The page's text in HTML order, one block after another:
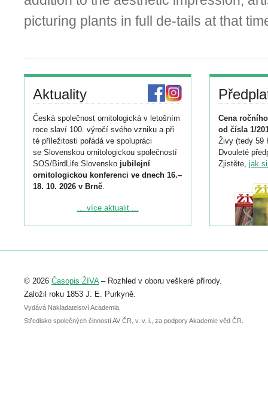
picturing plants in full de-tails at that
Aktuality
Česká společnost ornitologická v letošním
roce slaví 100. výročí svého vzniku a při
té příležitosti pořádá ve spolupráci
se Slovenskou ornitologickou společností
SOS/BirdLife Slovensko jubilejní
ornitologickou konferenci ve dnech 16.–
18. 10. 2026 v Brně.
Podrobnější informace ke konferenci
Registrovat se můžete do 6. září.
abstraktu přihlášené přednášky nebo
posteru je už 30. června.
... více aktualit ...
Cena
od čísla 1/
Živy (tedy 59
Dvouleté
Zjistěte, jak
© 2026 Časopis ŽIVA– Rozhled v oboru veškeré přírody.
Založil roku 1853 J. E. Purkyně.
Vydává Nakladatelství Academia,
Středisko společných činností AV ČR, v. v. i., za podpory Akademie věd ČR.